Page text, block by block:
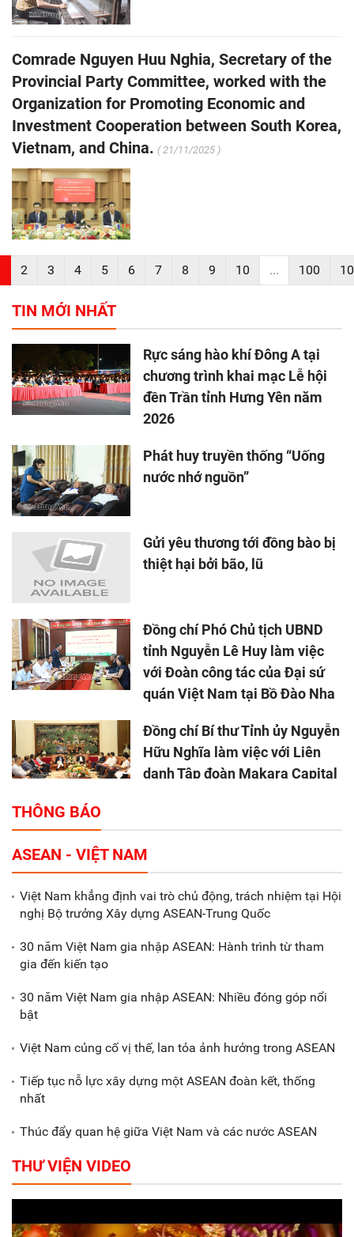
Comrade Nguyen Huu Nghia, Secretary of the
Provincial Party Committee, worked with the
Organization for Promoting Economic and
Investment Cooperation between South Korea,
Vietnam, and China. ( 21/11/2025 )
2 3 4 5 6 7 8 9 10 ... 100
TIN MỚI NHẤT
Rực sáng hào khí Đông A tại
chương trình khai mạc Lễ hội
đền Trần tỉnh Hưng Yên năm
2026
Phát huy truyền thống “Uống
nước nhớ nguồn”
Gửi yêu thương tới đồng bào bị
thiệt hại bởi bão, lũ
Đồng chí Phó Chủ tịch UBND
tỉnh Nguyễn Lê Huy làm việc
với Đoàn công tác của Đại sứ
quán Việt Nam tại Bồ Đào Nha
Đồng chí Bí thư Tỉnh ủy Nguyễn
Hữu Nghĩa làm việc với Liên
danh Tập đoàn Makara Capital
Tổng thu ngân sách nhà nước 9
tháng đầu năm 2025 đạt trên
70.600 tỷ đồng
Xã Nam Đông Hưng: Gặp mặt,
biểu dương các doanh nghiệp,
Gắn sản xuất với phát triển văn
THÔNG BÁO
ASEAN - VIỆT NAM
Việt Nam khẳng định vai trò chủ động, trách nhiệm tại Hội
nghị Bộ trưởng Xây dựng ASEAN-Trung Quốc
30 năm Việt Nam gia nhập ASEAN: Hành trình từ tham
gia đến kiến tạo
30 năm Việt Nam gia nhập ASEAN: Nhiều đóng góp nổi
bật
Việt Nam củng cố vị thế, lan tỏa ảnh hưởng trong ASEAN
Tiếp tục nỗ lực xây dựng một ASEAN đoàn kết, thống
nhất
Thúc đẩy quan hệ giữa Việt Nam và các nước ASEAN
THƯ VIỆN VIDEO